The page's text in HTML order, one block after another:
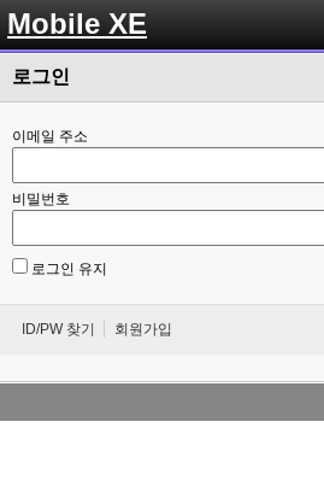
Mobile XE
로그인
이메일 주소
비밀번호
로그인 유지
ID/PW 찾기 회원가입